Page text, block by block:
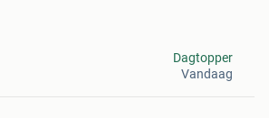
Dagtopper
Vandaag